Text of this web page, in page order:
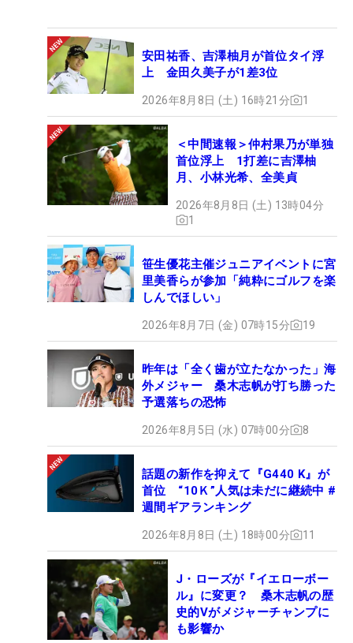
安田祐香、吉澤柚月が首位タイ浮
上 金田久美子が1差3位
2026年8月8日 (土) 16時21分 1
＜中間速報＞仲村果乃が単独
首位浮上 1打差に吉澤柚
月、小林光希、全美貞
2026年8月8日 (土) 13時04分
1
笹生優花主催ジュニアイベントに宮
里美香らが参加「純粋にゴルフを楽
しんでほしい」
2026年8月7日 (金) 07時15分 19
昨年は「全く歯が立たなかった」海
外メジャー 桑木志帆が打ち勝った
予選落ちの恐怖
2026年8月5日 (水) 07時00分 8
話題の新作を抑えて『G440 K』が
首位 “10Ｋ”人気は未だに継続中 #
週間ギアランキング
2026年8月8日 (土) 18時00分 11
J・ローズが『イエローボー
ル』に変更？ 桑木志帆の歴
史的Vがメジャーチャンプに
も影響か